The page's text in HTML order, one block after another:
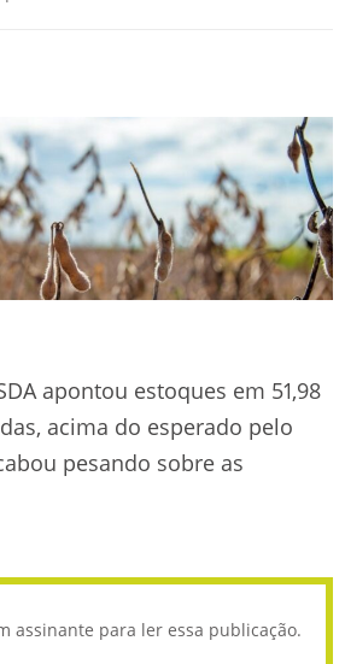
apontou estoques em 51,98
acima do esperado pelo
pesando sobre as
assinante para ler essa publicação.